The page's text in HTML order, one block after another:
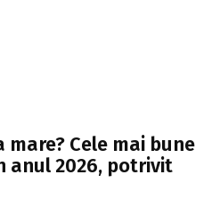
Cele mai bune
anul 2026, potrivit